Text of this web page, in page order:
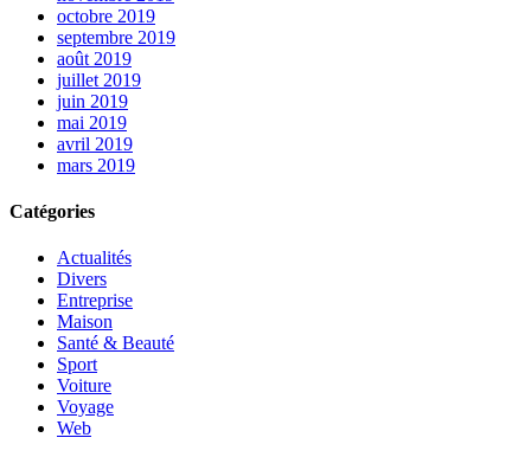
octobre 2019
septembre 2019
août 2019
juillet 2019
juin 2019
mai 2019
avril 2019
mars 2019
Catégories
Actualités
Divers
Entreprise
Maison
Santé & Beauté
Sport
Voiture
Voyage
Web